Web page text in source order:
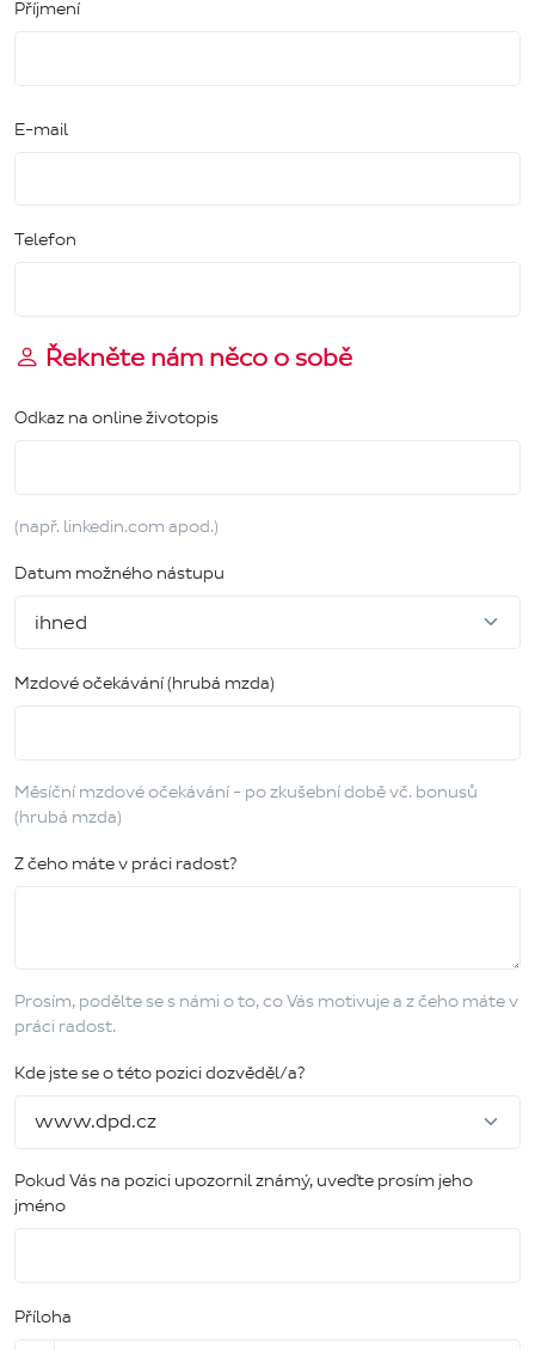
Příjmení
E-mail
Telefon
Řekněte nám něco o sobě
Odkaz na online životopis
(např. linkedin.com apod.)
Datum možného nástupu
Mzdové očekávání (hrubá mzda)
Měsíční mzdové očekávání - po zkušební době vč. bonusů
(hrubá mzda)
Z čeho máte v práci radost?
Prosím, podělte se s námi o to, co Vás motivuje a z čeho máte v
práci radost.
Kde jste se o této pozici dozvěděl/a?
Pokud Vás na pozici upozornil známý, uveďte prosím jeho
jméno
Příloha